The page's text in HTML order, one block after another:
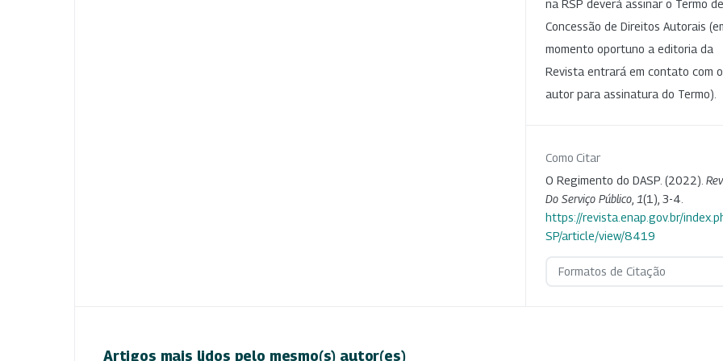
na RSP deverá assinar o Termo de
Concessão de Direitos Autorais
momento oportuno a editoria da
Revista entrará em contato com o
autor para assinatura do Termo).
Como Citar
O Regimento do DASP. (2022).
Do Serviço Público 1(1), 3-4.
https://revista.enap.gov.br/
SP/article/view/8419
Formatos de Citação
Artigos mais lidos pelo mesmo(s) autor(es)